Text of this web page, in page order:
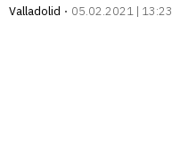
Valladolid
05.02.2021 | 13:23